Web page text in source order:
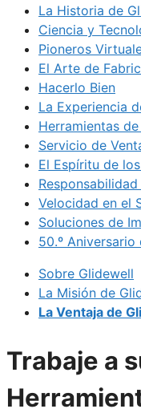
La Historia de
Ciencia y
Pioneros
El Arte de
Hacerlo Bien
La Experiencia
Herramientas
Servicio de
El Espíritu de
Velocidad en el
Soluciones de
50.º Aniversario
Sobre Glidewell
La Misión de
La Ventaja de
Trabaje a